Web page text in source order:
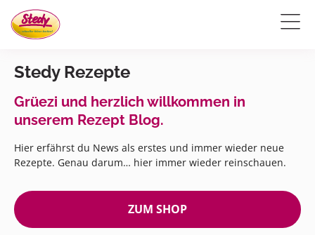
Stedy Rezepte
Grüezi und herzlich willkommen in
unserem Rezept Blog.
Hier erfährst du News als erstes und immer wieder neue
Rezepte. Genau darum… hier immer wieder reinschauen.
ZUM SHOP